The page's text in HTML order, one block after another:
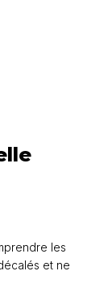
les
et ne